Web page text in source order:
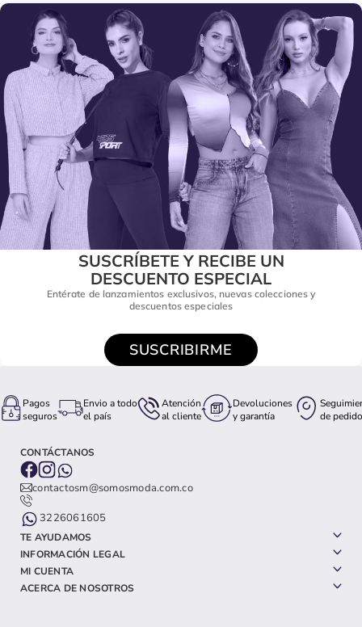
SUSCRÍBETE Y RECIBE UN
DESCUENTO ESPECIAL
Entérate de lanzamientos exclusivos, nuevas colecciones y
descuentos especiales
SUSCRIBIRME
Pagos
seguros
Envio a todo
el país
Atención
al cliente
Devoluciones
y garantía
de pedido
CONTÁCTANOS
contactosm@somosmoda.com.co
3226061605
TE AYUDAMOS
INFORMACIÓN LEGAL
MI CUENTA
ACERCA DE NOSOTROS